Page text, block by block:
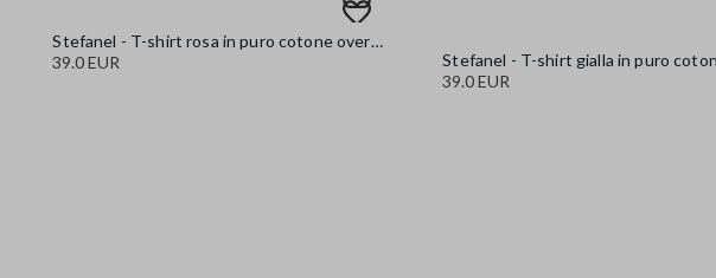
Stefanel - T-shirt rosa in puro cotone oversize fit con stampa, Donna, Rosa
39.0 EUR
39.0 EUR